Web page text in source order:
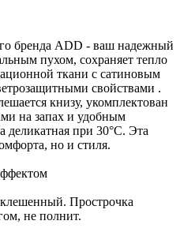
бренда ADD - ваш надежный
пухом, сохраняет тепло
ткани с сатиновым
свойствами .
книзу, укомплектован
на запах и удобным
при 30°C. Эта
но и стиля.
Прострочка
не полнит.